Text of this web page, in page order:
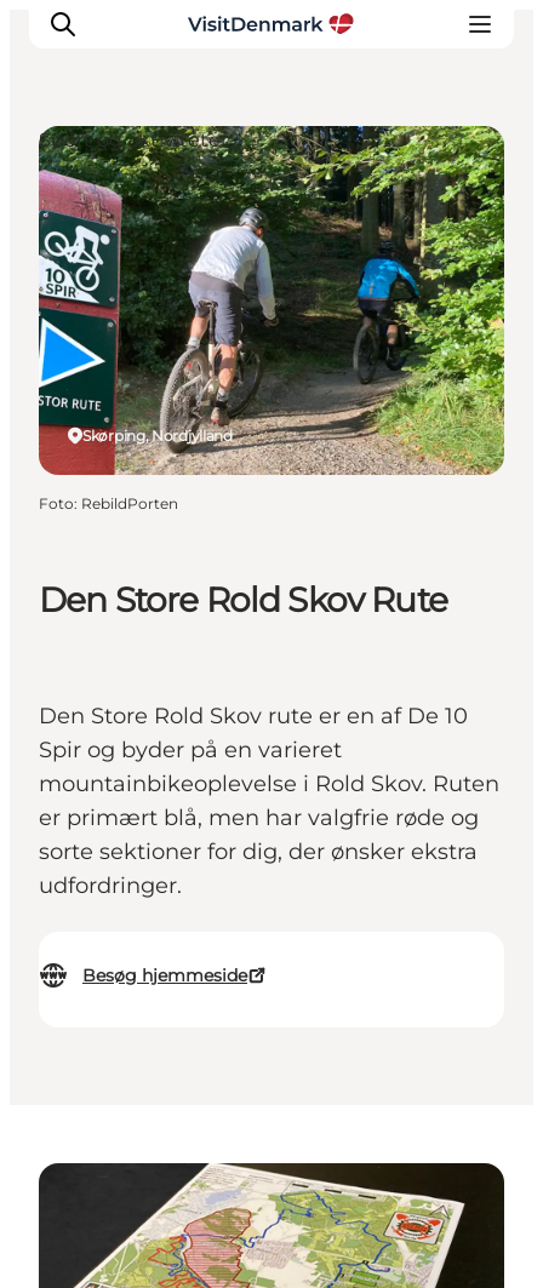
Inspiration
Destinationer
Oplevelser
Overnatning
Planlæg ferien
Den Store Rold Skov Rute
Den Store Rold Skov rute er en af De 10
Spir og byder på en varieret
mountainbikeoplevelse i Rold Skov. Ruten
er primært blå, men har valgfrie røde og
sorte sektioner for dig, der ønsker ekstra
udfordringer.
Besøg hjemmeside
Skørping, Nordjylland
Sport og aktiviteter
Foto: RebildPorten